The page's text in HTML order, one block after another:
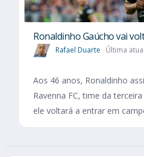
Ronaldinho Gaúcho vai
Rafael Duarte Última
Aos 46 anos, Ronaldinho
Ravenna FC, time da
ele voltará a entrar em